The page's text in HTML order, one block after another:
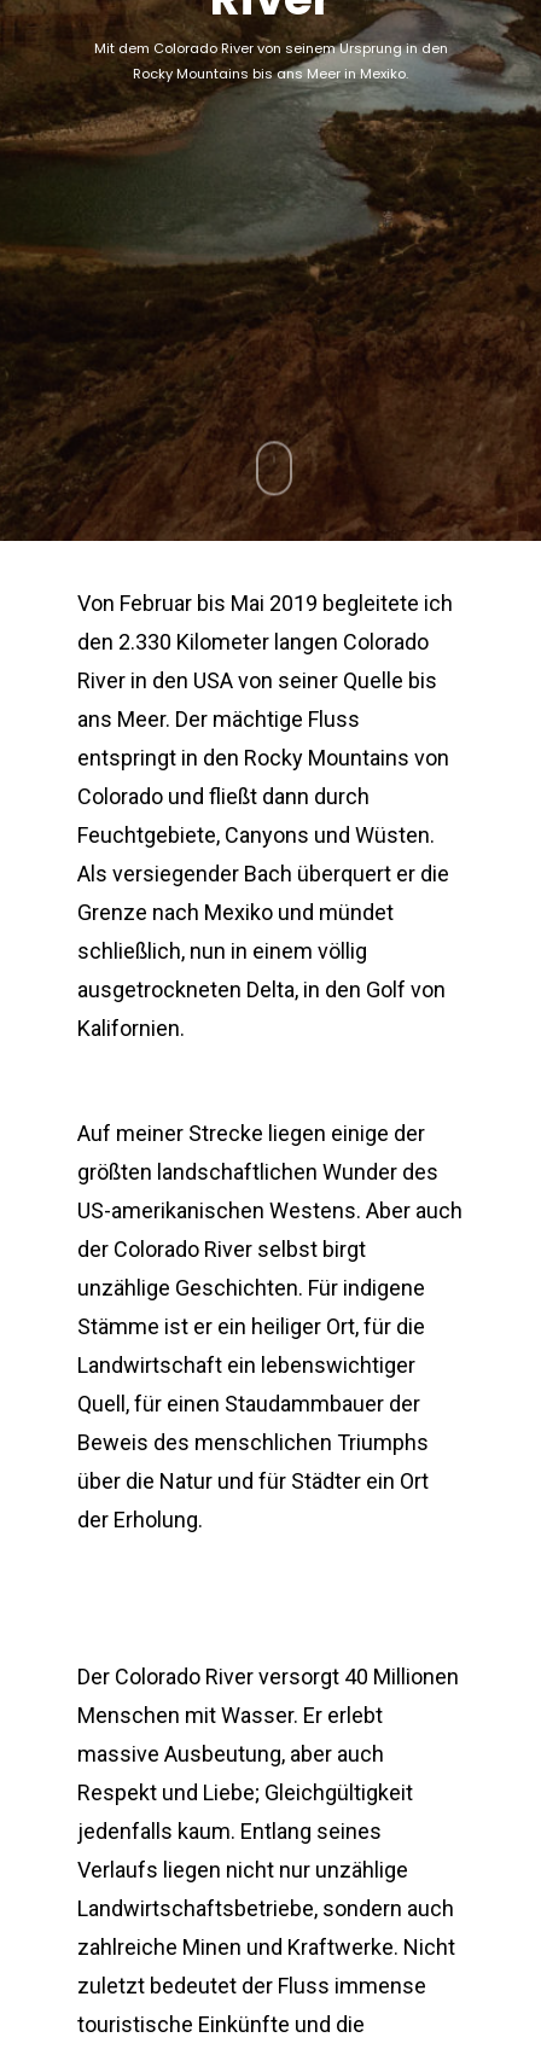
Mit dem Colorado River von seinem Ursprung in den
Rocky Mountains bis ans Meer in Mexiko.
Von Februar bis Mai 2019 begleitete ich
den 2.330 Kilometer langen Colorado
River in den USA von seiner Quelle bis
ans Meer. Der mächtige Fluss
entspringt in den Rocky Mountains von
Colorado und fließt dann durch
Feuchtgebiete, Canyons und Wüsten.
Als versiegender Bach überquert er die
Grenze nach Mexiko und mündet
schließlich, nun in einem völlig
ausgetrockneten Delta, in den Golf von
Kalifornien.
Auf meiner Strecke liegen einige der
größten landschaftlichen Wunder des
US-amerikanischen Westens. Aber auch
der Colorado River selbst birgt
unzählige Geschichten. Für indigene
Stämme ist er ein heiliger Ort, für die
Landwirtschaft ein lebenswichtiger
Quell, für einen Staudammbauer der
Beweis des menschlichen Triumphs
über die Natur und für Städter ein Ort
der Erholung.
Der Colorado River versorgt 40 Millionen
Menschen mit Wasser. Er erlebt
massive Ausbeutung, aber auch
Respekt und Liebe; Gleichgültigkeit
jedenfalls kaum. Entlang seines
Verlaufs liegen nicht nur unzählige
Landwirtschaftsbetriebe, sondern auch
zahlreiche Minen und Kraftwerke. Nicht
zuletzt bedeutet der Fluss immense
touristische Einkünfte und die